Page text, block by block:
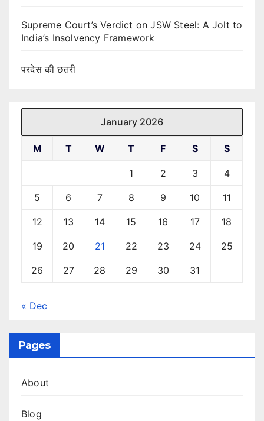
Supreme Court’s Verdict on JSW Steel: A Jolt to
India’s Insolvency Framework
परदेस की छतरी
January 2026
M T W T F S S
1 2 3 4
5 6 7 8 9 10 11
12 13 14 15 16 17 18
19 20 21 22 23 24 25
26 27 28 29 30 31
« Dec
Pages
About
Blog